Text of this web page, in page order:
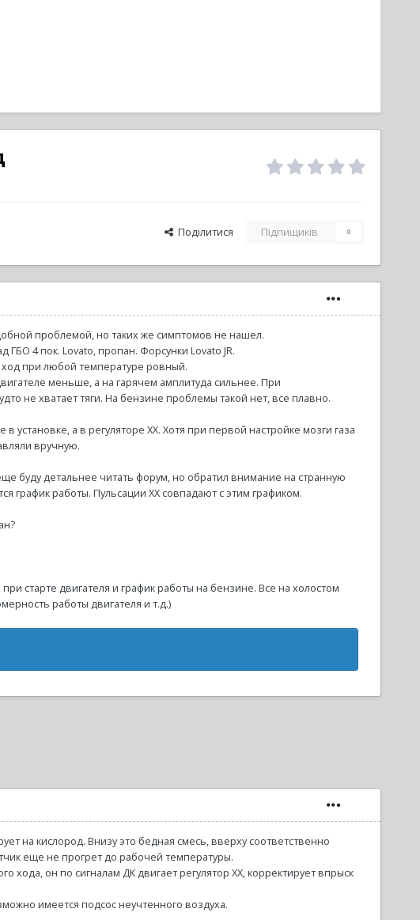
Поділитися Підпищиків 0
проблемой, но таких же симптомов не нашел.
ГБО 4 пок. Lovato, пропан. Форсунки Lovato JR.
ход при любой температуре ровный.
меньше, а на гарячем амплитуда сильнее. При
не хватает тяги. На бензине проблемы такой нет, все плавно.
установке, а в регуляторе ХХ. Хотя при первой настройке мозги газа
вручную.
буду детальнее читать форум, но обратил внимание на странную
график работы. Пульсации ХХ совпадают с этим графиком.
старте двигателя и график работы на бензине. Все на холостом
работы двигателя и т.д.)
на кислород. Внизу это бедная смесь, вверху соответственно
еще не прогрет до рабочей температуры.
хода, он по сигналам ДК двигает регулятор ХХ, корректирует впрыск
имеется подсос неучтенного воздуха.